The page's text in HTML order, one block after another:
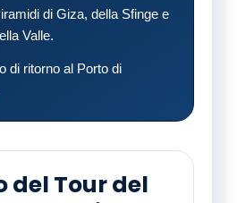
di Giza, della Sfinge e
Valle.
di ritorno al Porto di
del Tour del